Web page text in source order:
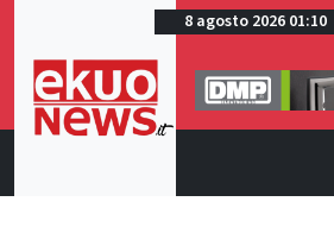
8 agosto 2026 01:10